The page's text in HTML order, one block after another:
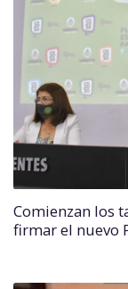
Comienzan los
firmar el nuevo